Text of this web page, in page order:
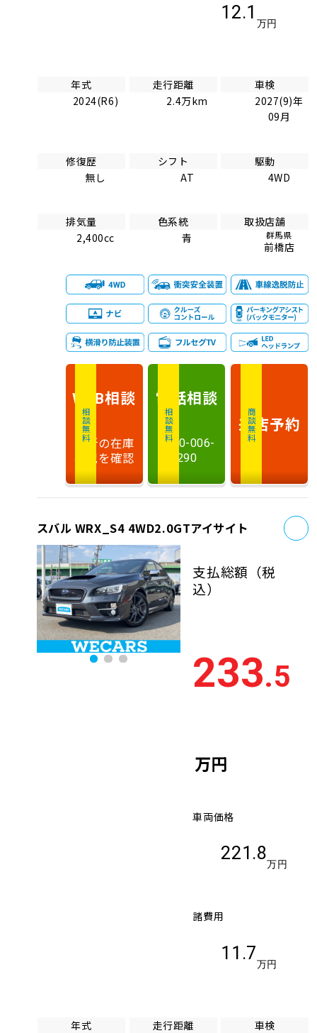
12.1
万円
年式
2024(R6)
走行距離
2.4万km
車検
2027(9)年
09月
修復歴
無し
シフト
AT
駆動
4WD
排気量
2,400cc
色系統
青
取扱店舗
群馬県
前橋店
相談無料
WEB相談
最新の在庫
状況を確認
相談無料
電話相談
0120-006-
290
商談無料
来店予約
スバル WRX_S4 4WD2.0GTアイサイト
支払総額 （税
込）
233.5
万円
車両価格
221.8
万円
諸費用
11.7
万円
年式
走行距離
車検